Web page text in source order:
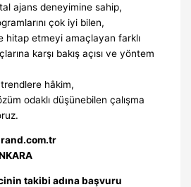
ajans deneyimine sahip,
çok iyi bilen,
hitap etmeyi amaçlayan farklı
karşı bakış açısı ve yöntem
hâkim,
odaklı düşünebilen çalışma
takibi adına başvuru